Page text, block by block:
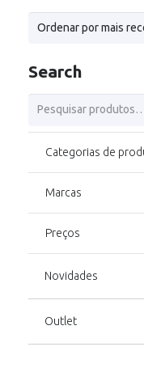
Search
Pesquisar
por:
Categorias de
Marcas
Preços
Novidades
Outlet